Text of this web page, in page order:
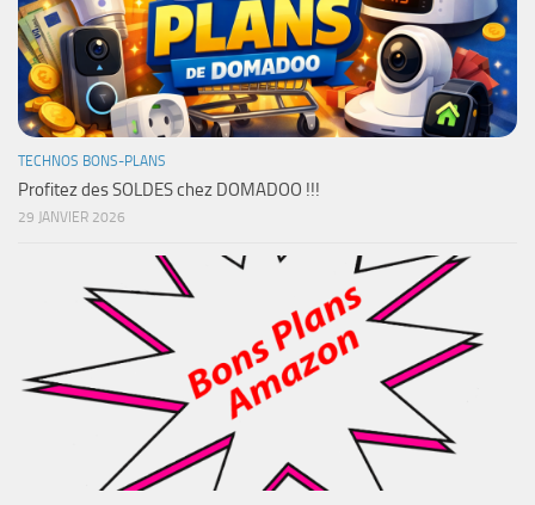
TECHNOS BONS-PLANS
Profitez des SOLDES chez DOMADOO !!!
29 JANVIER 2026